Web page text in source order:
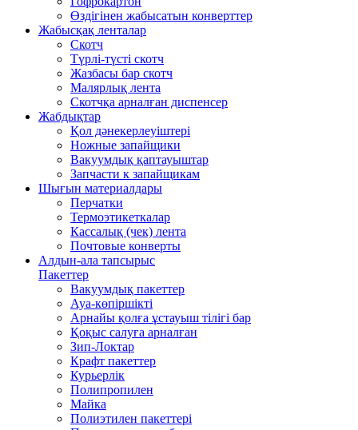
Өздігінен жабысатын конверттер
Жабысқақ ленталар
Скотч
Түрлі-түсті скотч
Жазбасы бар скотч
Малярлық лента
Скотчқа арналған диспенсер
Жабдықтар
Қол дәнекерлеуіштері
Ножные запайщики
Вакуумдық қаптауыштар
Запчасти к запайщикам
Шығын материалдары
Перчатки
Термоэтикеткалар
Кассалық (чек) лента
Почтовые конверты
Алдын-ала тапсырыс
Пакеттер
Вакуумдық пакеттер
Ауа-көпіршікті
Арнайы қолға ұстауыш тілігі бар
Қоқыс салуға арналған
Зип-Локтар
Крафт пакеттер
Курьерлік
Полипропилен
Майка
Полиэтилен пакеттері